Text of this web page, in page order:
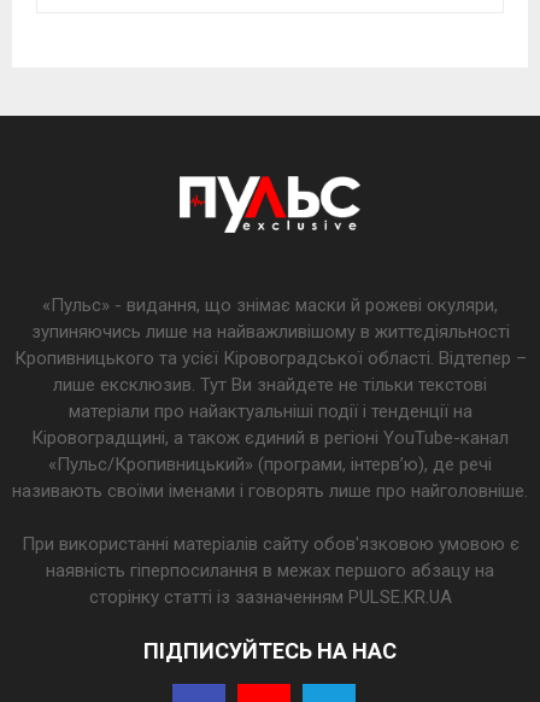
«Пульс» - видання, що знімає маски й рожеві окуляри,
зупиняючись лише на найважливішому в життєдіяльності
Кропивницького та усієї Кіровоградської області. Відтепер –
лише ексклюзив. Тут Ви знайдете не тільки текстові
матеріали про найактуальніші події і тенденції на
Кіровоградщині, а також єдиний в регіоні YouTube-канал
«Пульс/Кропивницький» (програми, інтерв’ю), де речі
називають своїми іменами і говорять лише про найголовніше.
При використанні матеріалів сайту обов'язковою умовою є
наявність гіперпосилання в межах першого абзацу на
сторінку статті із зазначенням PULSE.KR.UA
ПІДПИСУЙТЕСЬ НА НАС